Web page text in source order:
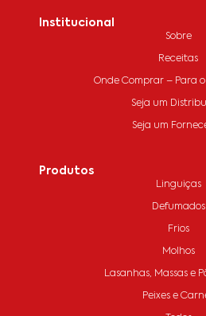
Institucional
Sobre
Receitas
Onde Comprar – Para
Seja um
Seja um
Produtos
Linguiças
Defumados
Frios
Molhos
Lasanhas, Massas e
Peixes e